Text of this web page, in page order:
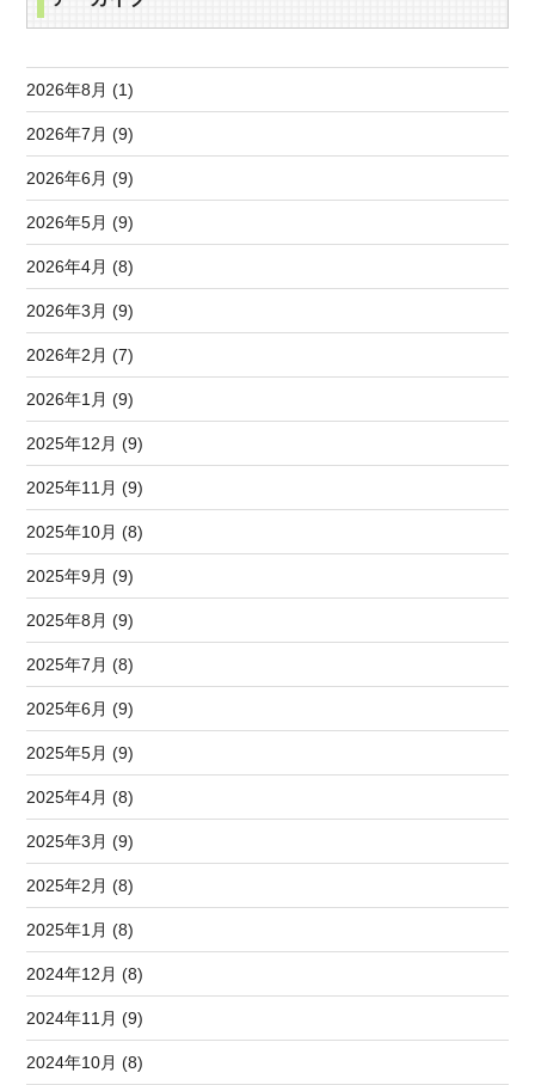
2026年8月 (1)
2026年7月 (9)
2026年6月 (9)
2026年5月 (9)
2026年4月 (8)
2026年3月 (9)
2026年2月 (7)
2026年1月 (9)
2025年12月 (9)
2025年11月 (9)
2025年10月 (8)
2025年9月 (9)
2025年8月 (9)
2025年7月 (8)
2025年6月 (9)
2025年5月 (9)
2025年4月 (8)
2025年3月 (9)
2025年2月 (8)
2025年1月 (8)
2024年12月 (8)
2024年11月 (9)
2024年10月 (8)